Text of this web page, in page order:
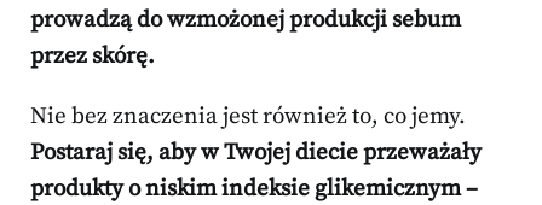
prowadzą do wzmożonej produkcji sebum
przez skórę.
Nie bez znaczenia jest również to, co jemy.
Postaraj się, aby w Twojej diecie przeważały
produkty o niskim indeksie glikemicznym –